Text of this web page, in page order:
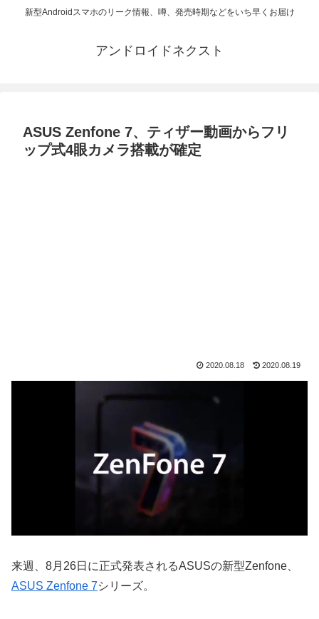
新型Androidスマホのリーク情報、噂、発売時期などをいち早くお届け
アンドロイドネクスト
ASUS Zenfone 7、ティザー動画からフリ
ップ式4眼カメラ搭載が確定
2020.08.18 2020.08.19
来週、8月26日に正式発表されるASUSの新型Zenfone、
ASUS Zenfone 7シリーズ。